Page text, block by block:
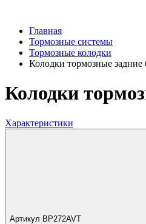
Главная
Тормозные системы
Тормозные колодки
Колодки тормозные
Колодки
Характеристики
Артикул BP272AVT